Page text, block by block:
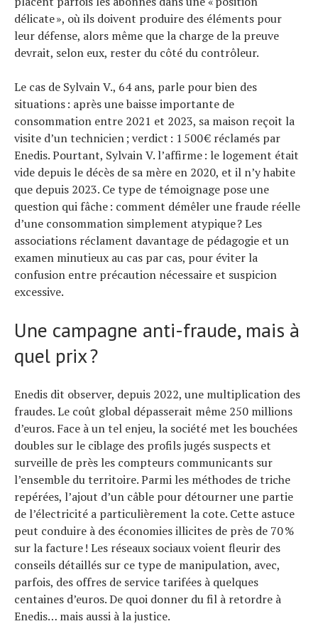
délicate », où ils doivent produire des éléments pour
leur défense, alors même que la charge de la preuve
devrait, selon eux, rester du côté du contrôleur.
Le cas de Sylvain V., 64 ans, parle pour bien des
situations : après une baisse importante de
consommation entre 2021 et 2023, sa maison reçoit la
visite d’un technicien ; verdict : 1 500 € réclamés par
Enedis. Pourtant, Sylvain V. l’affirme : le logement était
vide depuis le décès de sa mère en 2020, et il n’y habite
que depuis 2023. Ce type de témoignage pose une
question qui fâche : comment démêler une fraude réelle
d’une consommation simplement atypique ? Les
associations réclament davantage de pédagogie et un
examen minutieux au cas par cas, pour éviter la
confusion entre précaution nécessaire et suspicion
excessive.
Une campagne anti-fraude, mais à
quel prix ?
Enedis dit observer, depuis 2022, une multiplication des
fraudes. Le coût global dépasserait même 250 millions
d’euros. Face à un tel enjeu, la société met les bouchées
doubles sur le ciblage des profils jugés suspects et
surveille de près les compteurs communicants sur
l’ensemble du territoire. Parmi les méthodes de triche
repérées, l’ajout d’un câble pour détourner une partie
de l’électricité a particulièrement la cote. Cette astuce
peut conduire à des économies illicites de près de 70 %
sur la facture ! Les réseaux sociaux voient fleurir des
conseils détaillés sur ce type de manipulation, avec,
parfois, des offres de service tarifées à quelques
centaines d’euros. De quoi donner du fil à retordre à
Enedis… mais aussi à la justice.